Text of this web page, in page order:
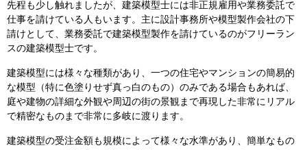
先程も少し触れましたが、建築模型士には非正規雇用や業務委託で
仕事を請けている人もいます。主に設計事務所や模型製作会社の下
請けとして、業務委託で建築模型製作を請けているのがフリーラン
スの建築模型士です。
建築模型には様々な種類があり、一つの住宅やマンションの簡易的
な模型（特に色塗りせず真っ白のもの）のみである場合もあれば、
庭や建物の詳細な外観や周辺の街の景観まで再現した非常にリアル
で精密なものまで非常に多岐に渡ります。
建築模型の受注金額も規模によって様々な水準があり、簡単なもの